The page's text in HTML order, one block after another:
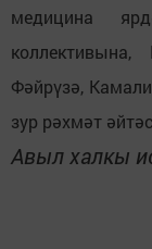
медицина
Фәйрүзә,
зур рәхмәт
Авыл халкы